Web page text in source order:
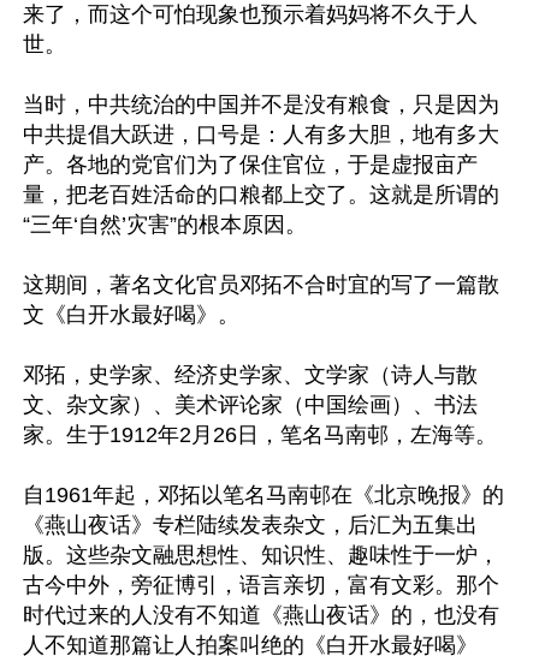
来了，而这个可怕现象也预示着妈妈将不久于人
世。
当时，中共统治的中国并不是没有粮食，只是因为
中共提倡大跃进，口号是：人有多大胆，地有多大
产。各地的党官们为了保住官位，于是虚报亩产
量，把老百姓活命的口粮都上交了。这就是所谓的
“三年‘自然’灾害”的根本原因。
这期间，著名文化官员邓拓不合时宜的写了一篇散
文《白开水最好喝》。
邓拓，史学家、经济史学家、文学家（诗人与散
文、杂文家）、美术评论家（中国绘画）、书法
家。生于1912年2月26日，笔名马南邨，左海等。
自1961年起，邓拓以笔名马南邨在《北京晚报》的
《燕山夜话》专栏陆续发表杂文，后汇为五集出
版。这些杂文融思想性、知识性、趣味性于一炉，
古今中外，旁征博引，语言亲切，富有文彩。那个
时代过来的人没有不知道《燕山夜话》的，也没有
人不知道那篇让人拍案叫绝的《白开水最好喝》